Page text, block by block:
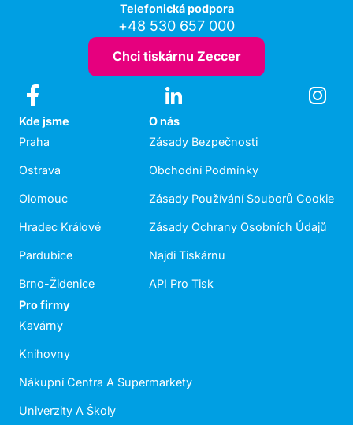
Telefonická podpora
+48 530 657 000
Chci tiskárnu Zeccer
Kde jsme
Praha
Ostrava
Olomouc
Hradec Králové
Pardubice
Brno-Židenice
O nás
Zásady Bezpečnosti
Obchodní Podmínky
Zásady Používání Souborů Cookie
Zásady Ochrany Osobních Údajů
Najdi Tiskárnu
API Pro Tisk
Pro firmy
Kavárny
Knihovny
Nákupní Centra A Supermarkety
Univerzity A Školy